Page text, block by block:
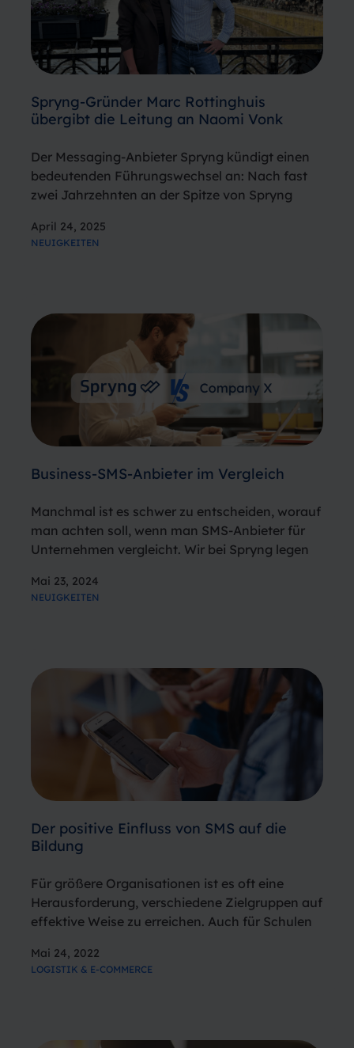
Spryng-Gründer Marc Rottinghuis
übergibt die Leitung an Naomi Vonk
Der Messaging-Anbieter Spryng kündigt einen
bedeutenden Führungswechsel an: Nach fast
zwei Jahrzehnten an der Spitze von Spryng
Geschäftsführer Marc Rottinghuis zurück und
April 24, 2025
NEUIGKEITEN
Business-SMS-Anbieter im Vergleich
Manchmal ist es schwer zu entscheiden, worauf
man achten soll, wenn man SMS-Anbieter für
Unternehmen vergleicht. Wir bei Spryng legen
„What you see, is what you get!“. In diesem
Mai 23, 2024
NEUIGKEITEN
Der positive Einfluss von SMS auf die
Bildung
Für größere Organisationen ist es oft eine
Herausforderung, verschiedene Zielgruppen auf
effektive Weise zu erreichen. Auch für Schulen
eigenen Mitarbeitern, Schülern/Studenten und
Mai 24, 2022
LOGISTIK & E-COMMERCE